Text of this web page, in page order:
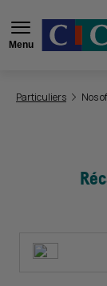
Menu
Particuliers Nos